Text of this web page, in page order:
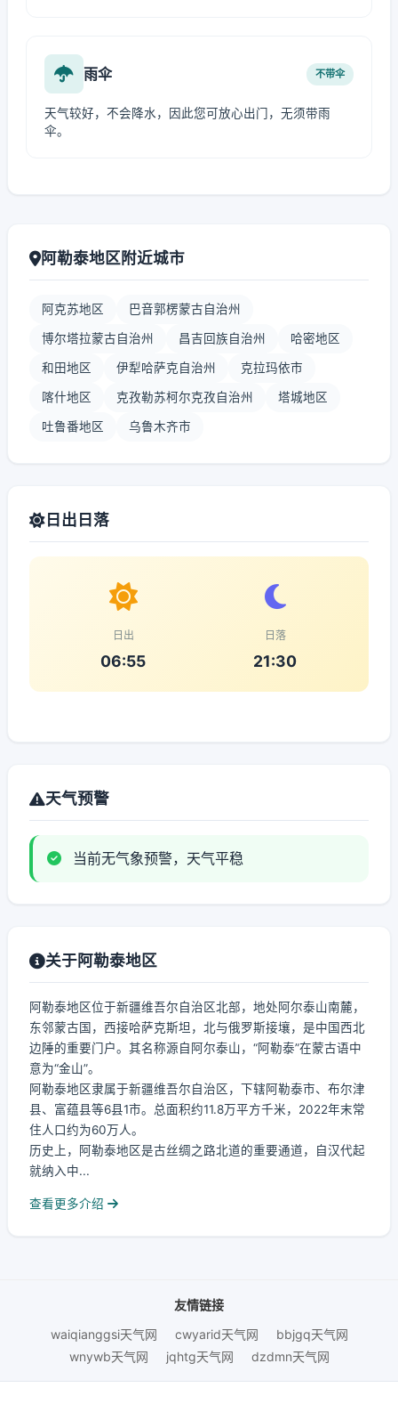
雨伞 不带伞
天气较好，不会降水，因此您可放心出门，无须带雨
伞。
阿勒泰地区附近城市
阿克苏地区 巴音郭楞蒙古自治州
博尔塔拉蒙古自治州 昌吉回族自治州 哈密地区
和田地区 伊犁哈萨克自治州 克拉玛依市
喀什地区 克孜勒苏柯尔克孜自治州 塔城地区
吐鲁番地区 乌鲁木齐市
日出日落
日出
06:55
日落
21:30
天气预警
当前无气象预警，天气平稳
关于阿勒泰地区
阿勒泰地区位于新疆维吾尔自治区北部，地处阿尔泰山南麓，
东邻蒙古国，西接哈萨克斯坦，北与俄罗斯接壤，是中国西北
边陲的重要门户。其名称源自阿尔泰山，“阿勒泰”在蒙古语中
意为“金山”。
阿勒泰地区隶属于新疆维吾尔自治区，下辖阿勒泰市、布尔津
县、富蕴县等6县1市。总面积约11.8万平方千米，2022年末常
住人口约为60万人。
历史上，阿勒泰地区是古丝绸之路北道的重要通道，自汉代起
就纳入中...
查看更多介绍
友情链接
waiqianggsi天气网
cwyarid天气网
bbjgq天气网
wnywb天气网
jqhtg天气网 dzdmn天气网